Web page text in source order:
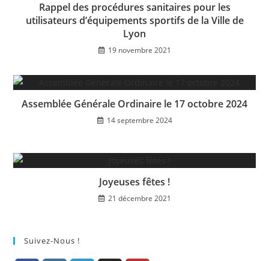
Rappel des procédures sanitaires pour les
utilisateurs d’équipements sportifs de la Ville de
Lyon
19 novembre 2021
Assemblée Générale Ordinaire le 17 octobre 2024
14 septembre 2024
Joyeuses fêtes !
21 décembre 2021
Suivez-Nous !